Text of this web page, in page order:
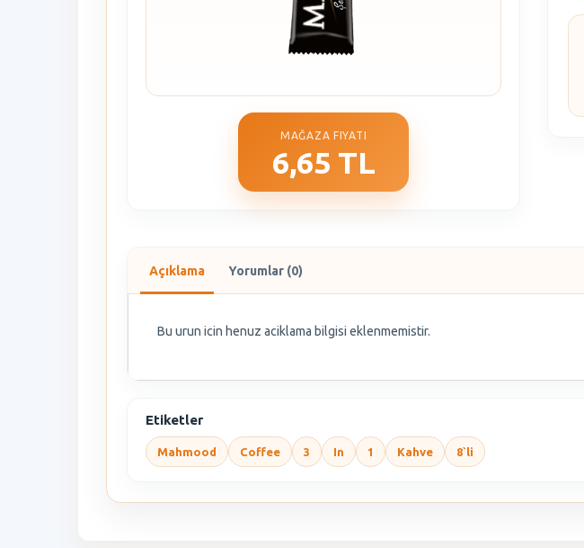
MAĞAZA FIYATI
6,65 TL
Açıklama Yorumlar (0)
Bu urun icin henuz aciklama bilgisi eklenmemistir.
Etiketler
Mahmood Coffee 3 In 1 Kahve 8`li